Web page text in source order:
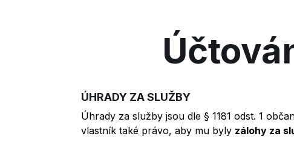
ÚHRADY ZA SLUŽBY
Úhrady za služby jsou dle § 1181 odst. 1
vlastník také právo, aby mu byly zálohy za